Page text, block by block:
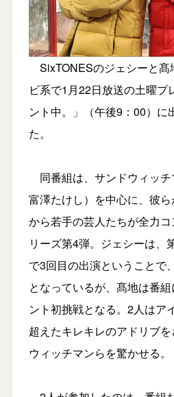
SixTONESのジェシーと髙
ビ系で1月22日放送の土曜プ
ント中。」（午後9：00）に
た。
同番組は、サンドウィッチ
富澤たけし）を中心に、彼
から若手の芸人たちが全力
リーズ第4弾。ジェシーは、
で3回目の出演ということで
となっているが、髙地は番
ント初挑戦となる。2人はア
超えたキレキレのアドリブ
ウィッチマンらを驚かせる。